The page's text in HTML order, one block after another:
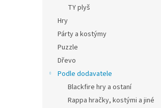
TY plyš
Hry
Párty a kostýmy
Puzzle
Dřevo
Podle dodavatele
Blackfire hry a ostaní
Rappa hračky, kostými a jiné